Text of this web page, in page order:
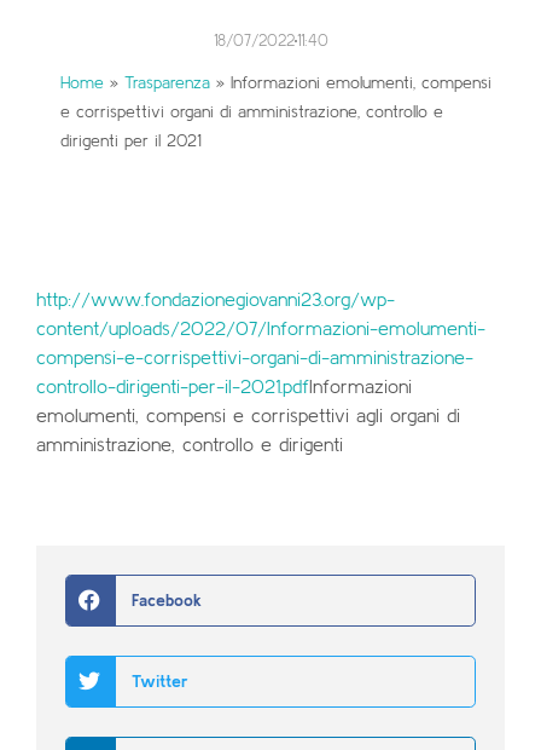
18/07/202211:40
Home » Trasparenza » Informazioni emolumenti, compensi
e corrispettivi organi di amministrazione, controllo e
dirigenti per il 2021
http://www.fondazionegiovanni23.org/wp-
content/uploads/2022/07/Informazioni-emolumenti-
compensi-e-corrispettivi-organi-di-amministrazione-
controllo-dirigenti-per-il-2021.pdfInformazioni
emolumenti, compensi e corrispettivi agli organi di
amministrazione, controllo e dirigenti
Facebook
Twitter